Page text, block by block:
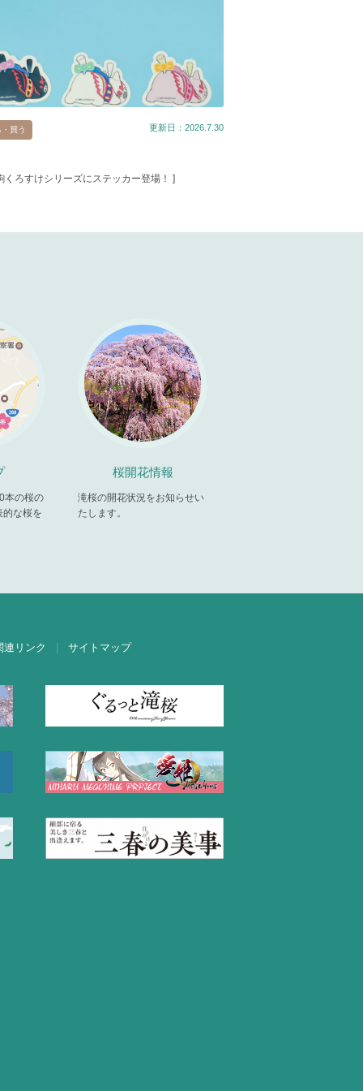
買う
くろすけシリーズにステッカー登場！ ]
更新日：2026.7.30
本の桜の
的な桜を
桜開花情報
滝桜の開花状況をお知らせい
たします。
連リンク サイトマップ